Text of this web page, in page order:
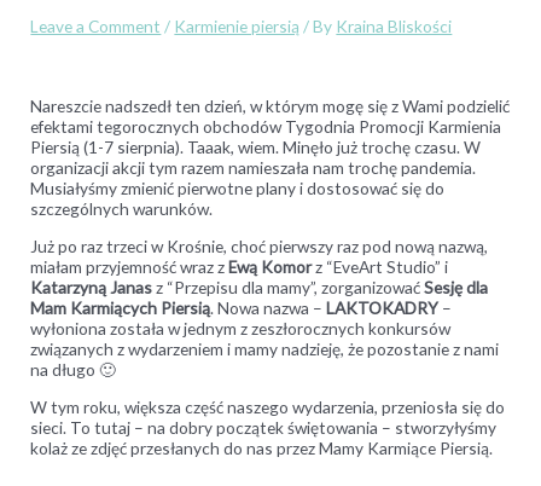
Leave a Comment / Karmienie piersią / By Kraina Bliskości
Nareszcie nadszedł ten dzień, w którym mogę się z Wami podzielić
efektami tegorocznych obchodów Tygodnia Promocji Karmienia
Piersią (1-7 sierpnia). Taaak, wiem. Minęło już trochę czasu. W
organizacji akcji tym razem namieszała nam trochę pandemia.
Musiałyśmy zmienić pierwotne plany i dostosować się do
szczególnych warunków.
Już po raz trzeci w Krośnie, choć pierwszy raz pod nową nazwą,
miałam przyjemność wraz zEwą Komorz “EveArt Studio” i
Katarzyną Janasz “Przepisu dla mamy”, zorganizowaćSesję dla
Mam Karmiących Piersią. Nowa nazwa –LAKTOKADRY–
wyłoniona została w jednym z zeszłorocznych konkursów
związanych z wydarzeniem i mamy nadzieję, że pozostanie z nami
na długo 🙂
W tym roku, większa część naszego wydarzenia, przeniosła się do
sieci. To tutaj – na dobry początek świętowania – stworzyłyśmy
kolaż ze zdjęć przesłanych do nas przez Mamy Karmiące Piersią.